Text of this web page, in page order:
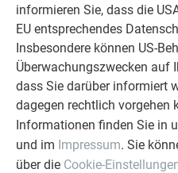
informieren Sie, dass die
EU entsprechendes
Insbesondere können US-
Überwachungszwecken auf
dass Sie darüber informiert
dagegen rechtlich vorgehen
Informationen finden Sie in
und im Impressum. Sie
über die Cookie-
ZURÜCK